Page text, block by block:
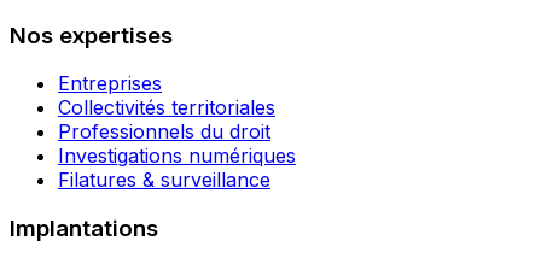
Nos expertises
Entreprises
Collectivités territoriales
Professionnels du droit
Investigations numériques
Filatures & surveillance
Implantations